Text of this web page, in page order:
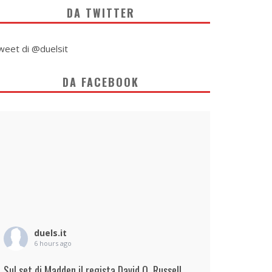
DA TWITTER
di @duelsit
DA FACEBOOK
duels.it
6 hours ago